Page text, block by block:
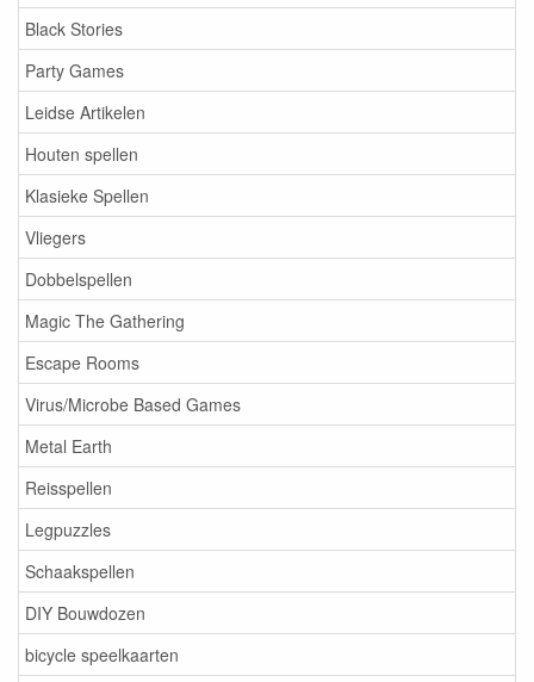
Black Stories
Party Games
Leidse Artikelen
Houten spellen
Klasieke Spellen
Vliegers
Dobbelspellen
Magic The Gathering
Escape Rooms
Virus/Microbe Based Games
Metal Earth
Reisspellen
Legpuzzles
Schaakspellen
DIY Bouwdozen
bicycle speelkaarten